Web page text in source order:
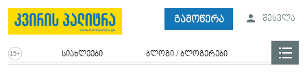
გამოწერა შესვლა
სიახლეები ბლოგი / ბლოგერები